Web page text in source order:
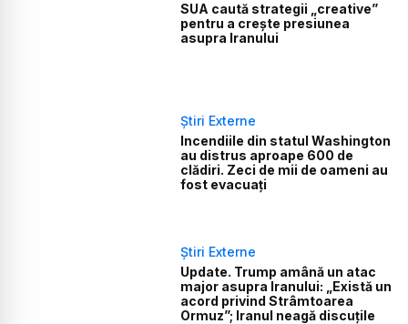
SUA caută strategii „creative”
pentru a crește presiunea
asupra Iranului
Știri Externe
Incendiile din statul Washington
au distrus aproape 600 de
clădiri. Zeci de mii de oameni au
fost evacuați
Știri Externe
Update. Trump amână un atac
major asupra Iranului: „Există un
acord privind Strâmtoarea
Ormuz”; Iranul neagă discuțile